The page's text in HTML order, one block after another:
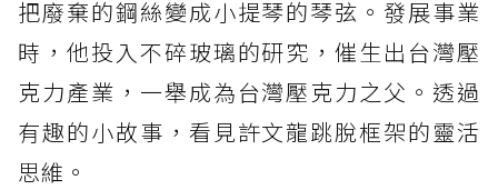
把廢棄的鋼絲變成小提琴的琴弦。發展事業
時，他投入不碎玻璃的研究，催生出台灣壓
克力產業，一舉成為台灣壓克力之父。透過
有趣的小故事，看見許文龍跳脫框架的靈活
思維。